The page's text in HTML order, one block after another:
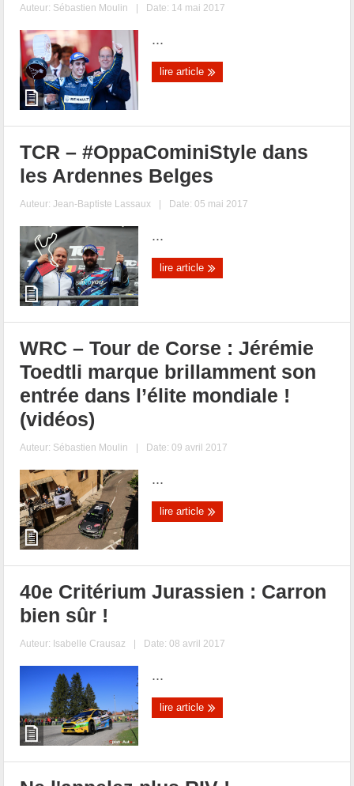
Auteur: Sébastien Moulin | Date: 14 mai 2017
...
lire article
TCR – #OppaCominiStyle dans
les Ardennes Belges
Auteur:Jean-Baptiste Lassaux | Date: 05 mai 2017
...
lire article
WRC – Tour de Corse : Jérémie
Toedtli marque brillamment son
entrée dans l’élite mondiale !
(vidéos)
Auteur: Sébastien Moulin | Date: 09 avril 2017
...
lire article
40e Critérium Jurassien : Carron
bien sûr !
Auteur: Isabelle Crausaz | Date: 08 avril 2017
...
lire article